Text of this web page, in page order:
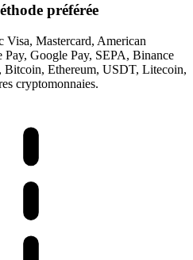
préférée
Visa, Mastercard, American
Google Pay, SEPA, Binance
Bitcoin, Ethereum, USDT, Litecoin,
cryptomonnaies.